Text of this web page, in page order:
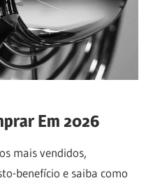
Em 2026
mais vendidos,
benefício e saiba como